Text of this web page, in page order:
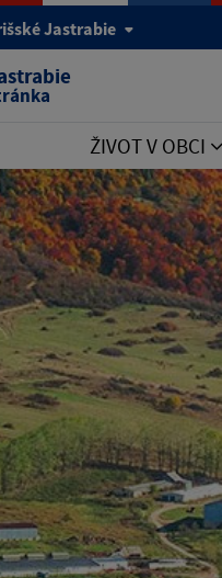
Jastrabie
ŽIVOT V OBCI